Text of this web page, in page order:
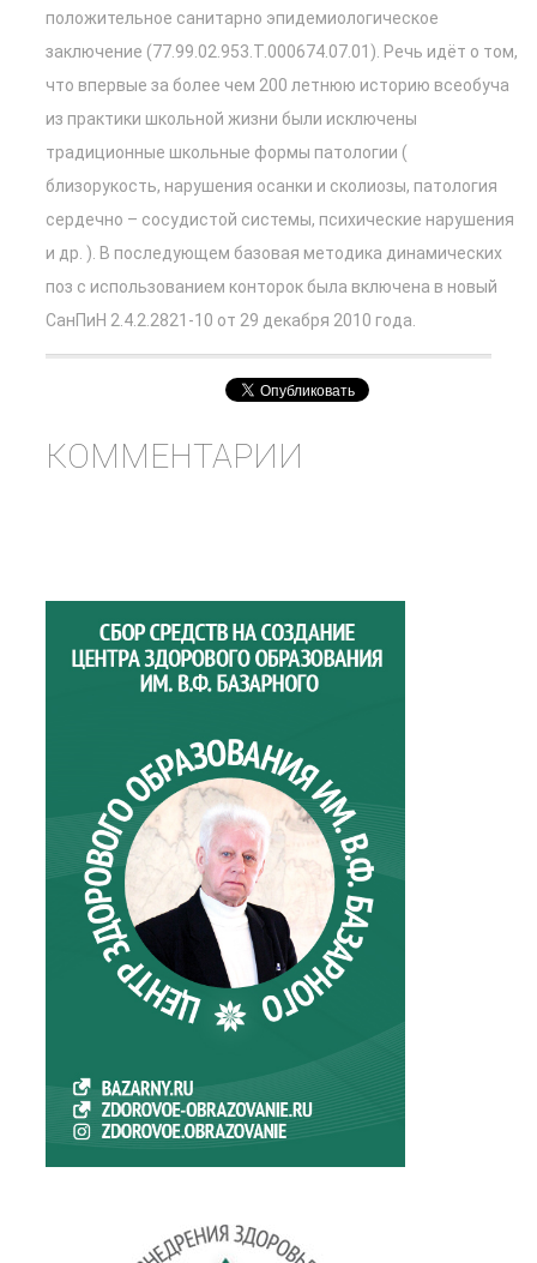
положительное санитарно эпидемиологическое
заключение (77.99.02.953.Т.000674.07.01). Речь идёт о том,
что впервые за более чем 200 летнюю историю всеобуча
из практики школьной жизни были исключены
традиционные школьные формы патологии (
близорукость, нарушения осанки и сколиозы, патология
сердечно – сосудистой системы, психические нарушения
и др. ). В последующем базовая методика динамических
поз с использованием конторок была включена в новый
СанПиН 2.4.2.2821-10 от 29 декабря 2010 года.
КОММЕНТАРИИ